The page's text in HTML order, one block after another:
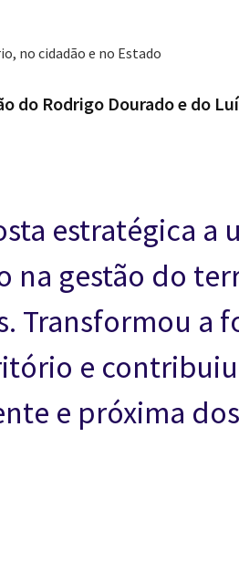
no cidadão e no Estado
do Rodrigo Dourado e do
estratégica
na gestão do
Transformou a
e
e próxima